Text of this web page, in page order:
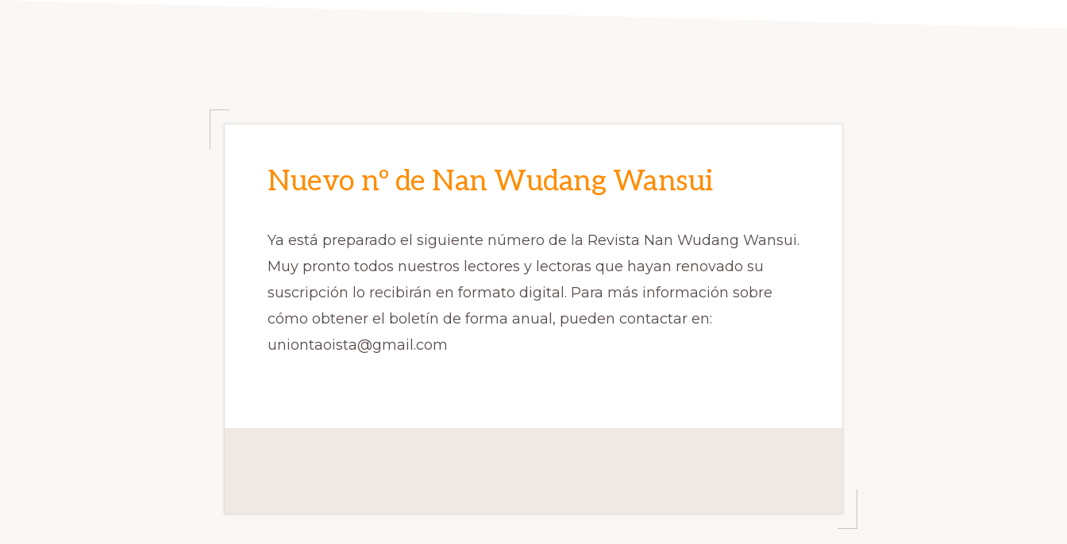
Nuevo nº de Nan Wudang Wansui
Ya está preparado el siguiente número de la Revista Nan Wudang Wansui.
Muy pronto todos nuestros lectores y lectoras que hayan renovado su
suscripción lo recibirán en formato digital. Para más información sobre
cómo obtener el boletín de forma anual, pueden contactar en:
uniontaoista@gmail.com